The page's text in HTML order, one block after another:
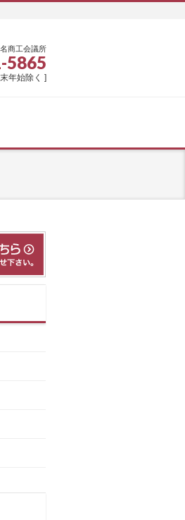
商工会議所
5865
年始除く ]